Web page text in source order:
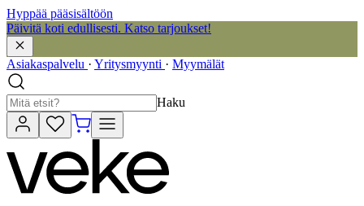
Hyppää pääsisältöön
Päivitä koti edullisesti. Katso tarjoukset!
Asiakaspalvelu · Yritysmyynti · Myymälät
Haku